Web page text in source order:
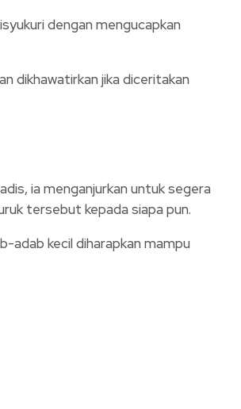
dengan mengucapkan
dikhawatirkan jika diceritakan
ia menganjurkan untuk segera
tersebut kepada siapa pun.
adab kecil diharapkan mampu